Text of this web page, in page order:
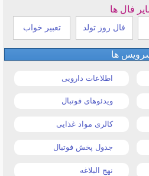
فال ها
فال روز تولد تعبیر خواب
ها
اطلاعات دارویی
ویدئوهای فوتبال
کالری مواد غذایی
جدول پخش فوتبال
نهج البلاغه